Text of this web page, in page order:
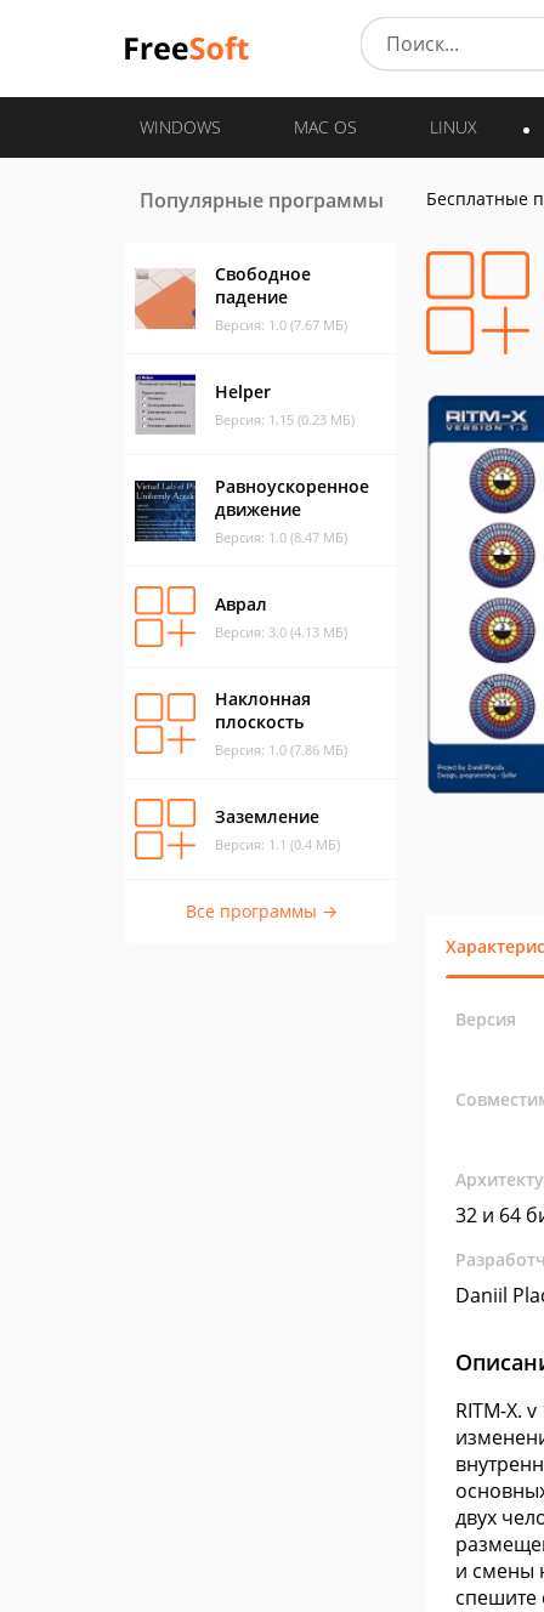
WINDOWS MAC OS LINUX
Популярные программы
Свободное
падение
Версия: 1.0 (7.67 МБ)
Helper
Версия: 1.15 (0.23 МБ)
Равноускоренное
движение
Версия: 1.0 (8.47 МБ)
Аврал
Версия: 3.0 (4.13 МБ)
Наклонная
плоскость
Версия: 1.0 (7.86 МБ)
Заземление
Версия: 1.1 (0.4 МБ)
Все программы →
Бесплатные
Версия
32 и 64
Daniil
RITM-X.
двух
и смены
спешите